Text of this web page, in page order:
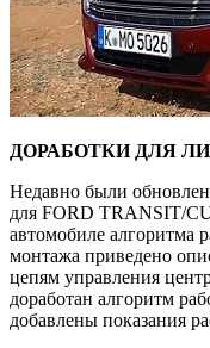
ДОРАБОТКИ ДЛЯ
Недавно были
для FORD TRANSIT/
автомобиле алгоритма
монтажа приведено
цепям управления
доработан алгоритм
добавлены показания